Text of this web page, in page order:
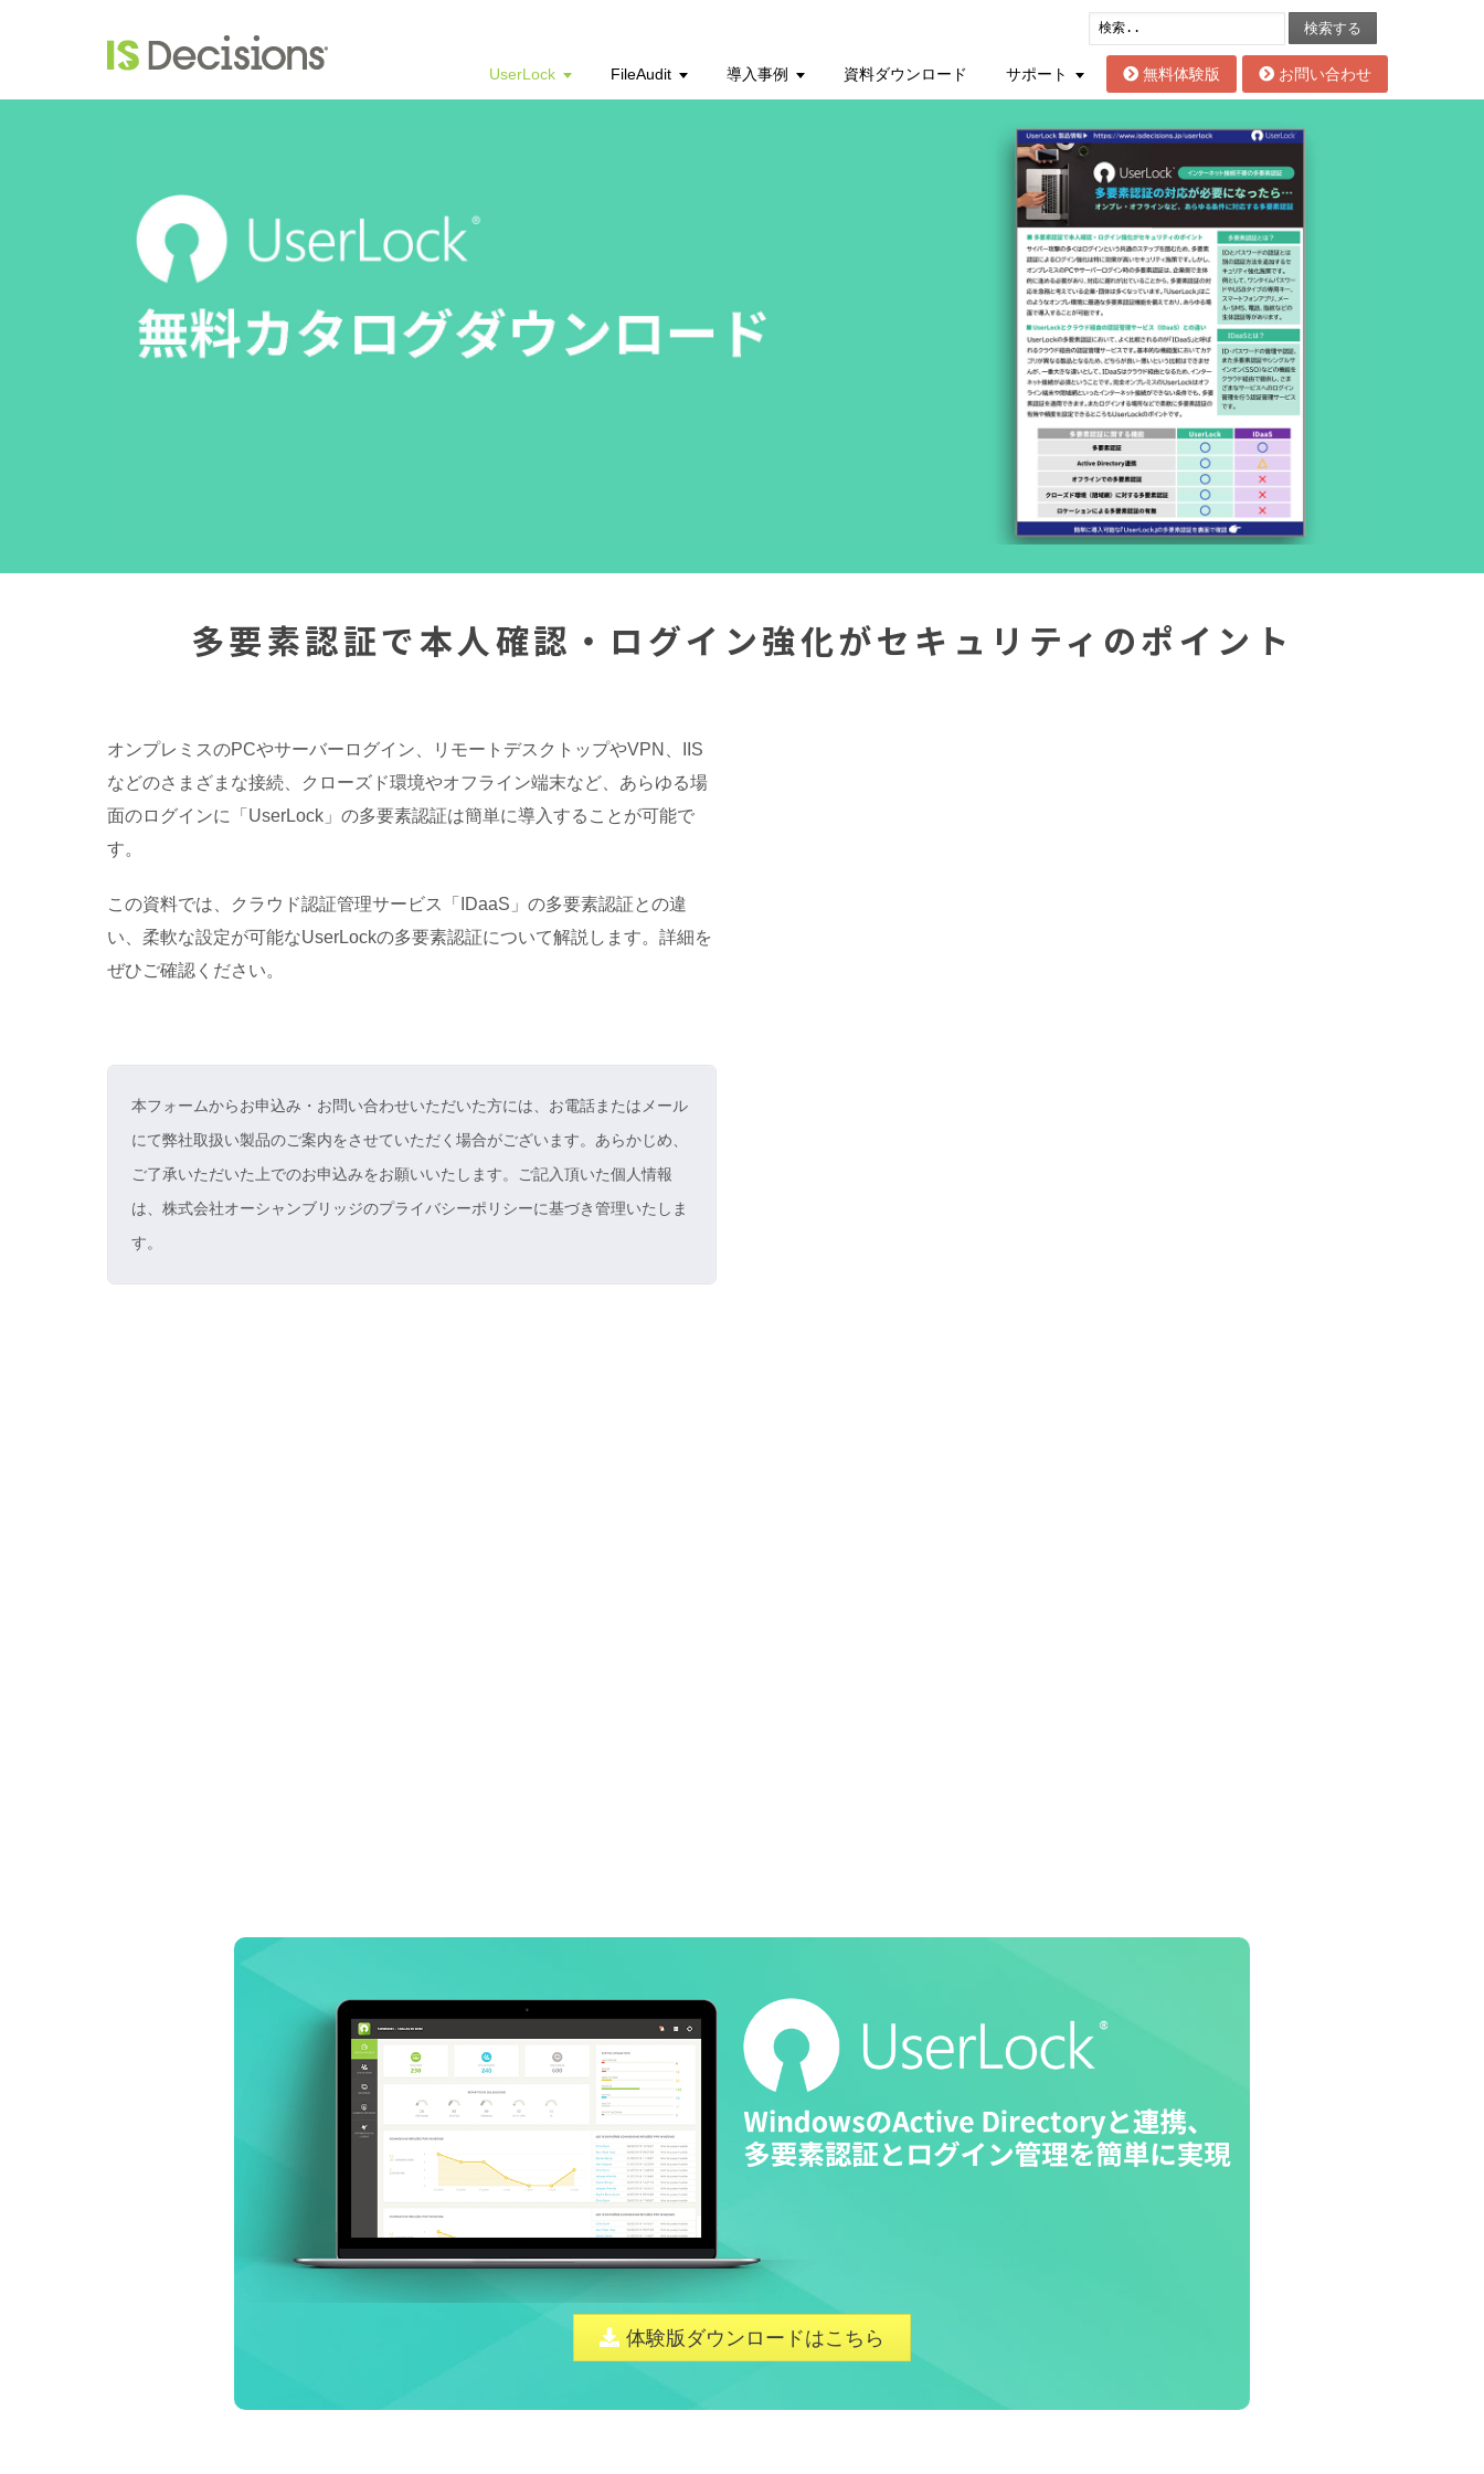
検索する
UserLock FileAudit 導入事例 資料ダウンロード サポート 無料体験版 お問い合わせ
多要素認証で本人確認・ログイン強化がセキュリティのポイント
オンプレミスのPCやサーバーログイン、リモートデスクトップやVPN、IIS
などのさまざまな接続、クローズド環境やオフライン端末など、あらゆる場
面のログインに「UserLock」の多要素認証は簡単に導入することが可能で
す。
この資料では、クラウド認証管理サービス「IDaaS」の多要素認証との違
い、柔軟な設定が可能なUserLockの多要素認証について解説します。詳細を
ぜひご確認ください。
本フォームからお申込み・お問い合わせいただいた方には、お電話またはメール
にて弊社取扱い製品のご案内をさせていただく場合がございます。あらかじめ、
ご了承いただいた上でのお申込みをお願いいたします。ご記入頂いた個人情報
は、株式会社オーシャンブリッジのプライバシーポリシーに基づき管理いたしま
す。
体験版ダウンロードはこちら